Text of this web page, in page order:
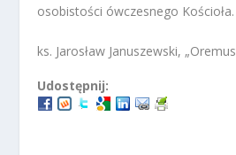
osobistości ówczesnego Kościoła.
ks. Jarosław Januszewski,
Udostępnij: